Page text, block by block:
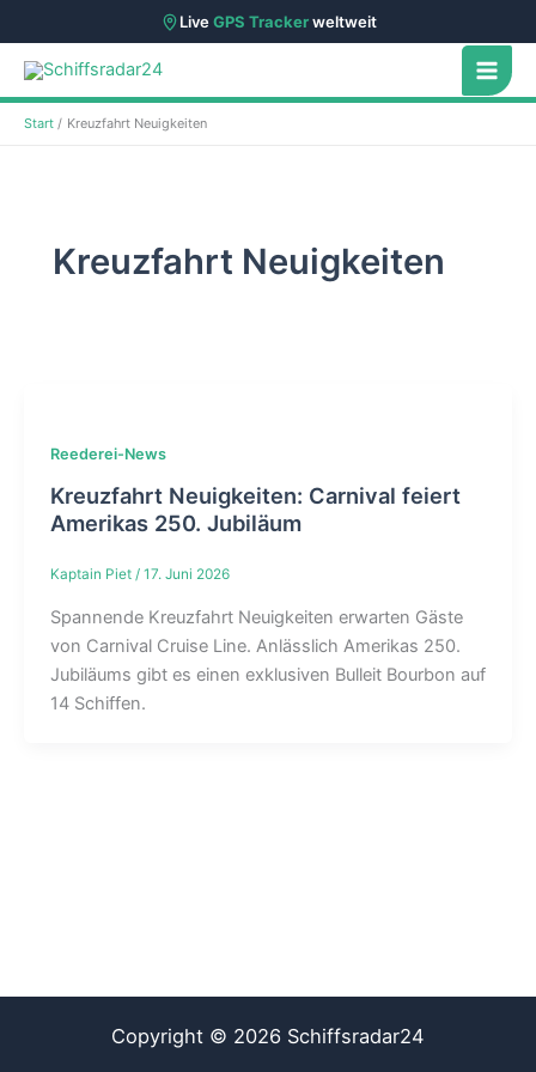
LiveGPS Trackerweltweit
Zum
Inhalt
springen
Start Kreuzfahrt Neuigkeiten
Kreuzfahrt Neuigkeiten
Reederei-News
Kreuzfahrt Neuigkeiten: Carnival feiert
Amerikas 250. Jubiläum
Kaptain Piet / 17. Juni 2026
Spannende Kreuzfahrt Neuigkeiten erwarten Gäste
von Carnival Cruise Line. Anlässlich Amerikas 250.
Jubiläums gibt es einen exklusiven Bulleit Bourbon auf
14 Schiffen.
Copyright © 2026 Schiffsradar24